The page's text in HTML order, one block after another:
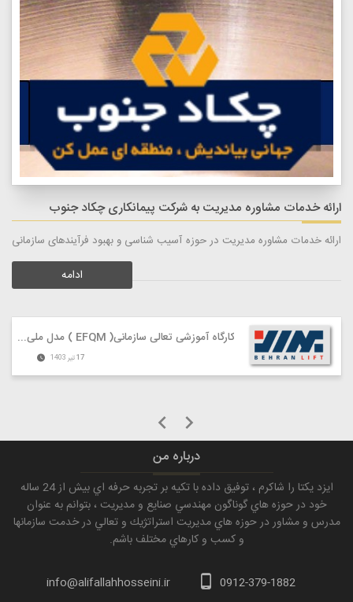
ارائه خدمات مشاوره مدیریت به شرکت پیمانکاری چکاد جنوب
ارائه خدمات مشاوره مدیریت در حوزه آسیب شناسی و بهبود فرآیندهای سازمانی
ادامه
کارگاه آموزشی تعالی سازمانی( EFQM ) مدل ملی در شرکت آسانسور بهران
17تیر 1403
درباره من
ايزد يكتا را شاكرم ، توفيق داده با تكيه بر تجربه حرفه اي بيش از 24 ساله
خود در حوزه هاي گوناگون مهندسي صنايع و مديريت ، بتوانم به عنوان
مدرس و مشاور در حوزه هاي مديريت استراتژيك و تعالي در خدمت سازمانها
و كسب و كارهاي مختلف باشم.
0912-379-1882
info@alifallahhosseini.ir